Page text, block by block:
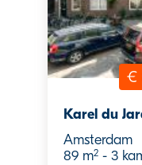
€
Karel du
Amsterdam
89 m2 - 3